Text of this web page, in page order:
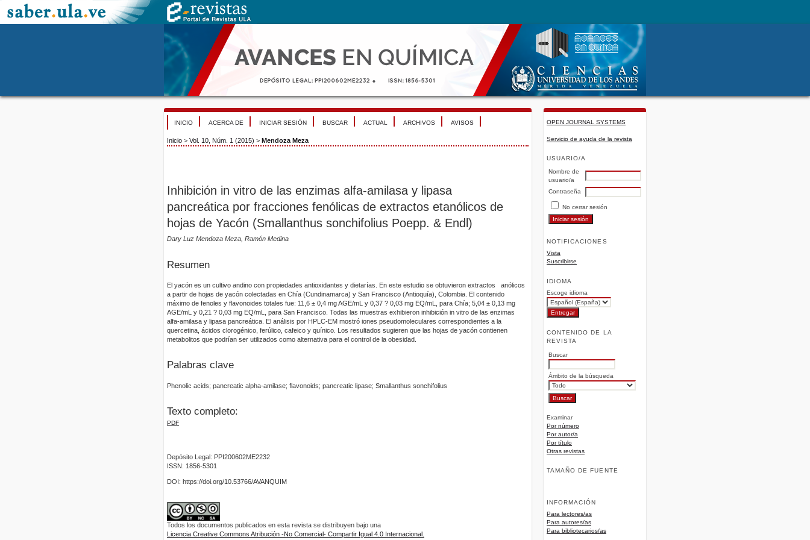
OPEN JOURNAL SYSTEMS
Servicio de ayuda de la revista
USUARIO/A
Nombre de
usuario/a
Contraseña
No cerrar sesión
NOTIFICACIONES
Vista
Suscribirse
IDIOMA
Escoge idioma
CONTENIDO DE LA
REVISTA
Buscar
Ámbito de la búsqueda
Examinar
Por número
Por autor/a
Por título
Otras revistas
TAMAÑO DE FUENTE
INFORMACIÓN
Para lectores/as
Para autores/as
Para bibliotecarios/as
INICIO ACERCA DE INICIAR SESIÓN BUSCAR ACTUAL ARCHIVOS AVISOS
Inicio > Vol. 10, Núm. 1 (2015) > Mendoza Meza
Inhibición in vitro de las enzimas alfa-amilasa y lipasa
pancreática por fracciones fenólicas de extractos etanólicos de
hojas de Yacón (Smallanthus sonchifolius Poepp. & Endl)
Dary Luz Mendoza Meza, Ramón Medina
Resumen
El yacón es un cultivo andino con propiedades antioxidantes y dietarías. En este estudio se obtuvieron extractos anólicos
a partir de hojas de yacón colectadas en Chía (Cundinamarca) y San Francisco (Antioquía), Colombia. El contenido
máximo de fenoles y flavonoides totales fue: 11,6 ± 0,4 mg AGE/mL y 0,37 ? 0,03 mg EQ/mL, para Chía; 5,04 ± 0,13 mg
AGE/mL y 0,21 ? 0,03 mg EQ/mL, para San Francisco. Todas las muestras exhibieron inhibición in vitro de las enzimas
alfa-amilasa y lipasa pancreática. El análisis por HPLC-EM mostró iones pseudomoleculares correspondientes a la
quercetina, ácidos clorogénico, ferúlico, cafeico y quínico. Los resultados sugieren que las hojas de yacón contienen
metabolitos que podrían ser utilizados como alternativa para el control de la obesidad.
Palabras clave
Phenolic acids; pancreatic alpha-amilase; flavonoids; pancreatic lipase; Smallanthus sonchifolius
Texto completo:
PDF
Depósito Legal: PPI200602ME2232
ISSN: 1856-5301
DOI: https://doi.org/10.53766/AVANQUIM
Todos los documentos publicados en esta revista se distribuyen bajo una
Licencia Creative Commons Atribución -No Comercial- Compartir Igual 4.0 Internacional.